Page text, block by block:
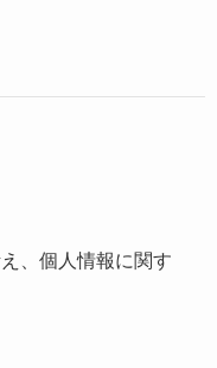
、個人情報に関す